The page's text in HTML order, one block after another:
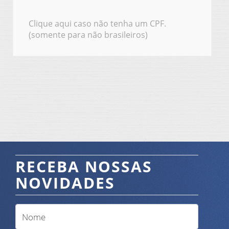
Clique aqui caso não tenha um CPF.
(somente para não brasileiros)
RECEBA NOSSAS
NOVIDADES